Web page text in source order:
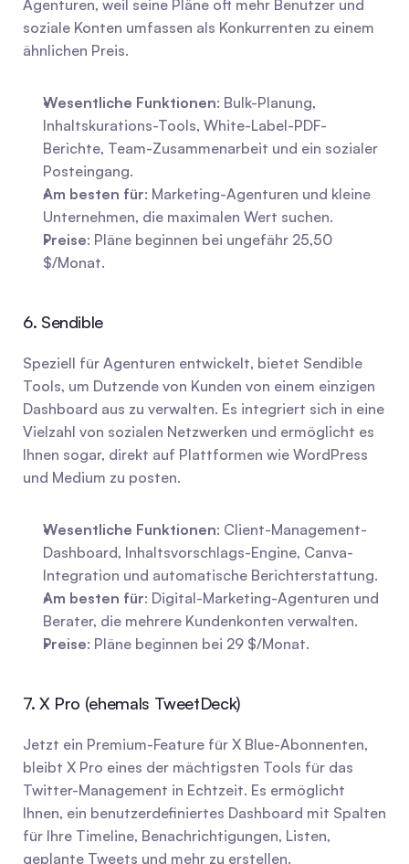
Agenturen, weil seine Pläne oft mehr Benutzer und
soziale Konten umfassen als Konkurrenten zu einem
ähnlichen Preis.
Wesentliche Funktionen: Bulk-Planung,
Inhaltskurations-Tools, White-Label-PDF-
Berichte, Team-Zusammenarbeit und ein sozialer
Posteingang.
Am besten für: Marketing-Agenturen und kleine
Unternehmen, die maximalen Wert suchen.
Preise: Pläne beginnen bei ungefähr 25,50
$/Monat.
6. Sendible
Speziell für Agenturen entwickelt, bietet Sendible
Tools, um Dutzende von Kunden von einem einzigen
Dashboard aus zu verwalten. Es integriert sich in eine
Vielzahl von sozialen Netzwerken und ermöglicht es
Ihnen sogar, direkt auf Plattformen wie WordPress
und Medium zu posten.
Wesentliche Funktionen: Client-Management-
Dashboard, Inhaltsvorschlags-Engine, Canva-
Integration und automatische Berichterstattung.
Am besten für: Digital-Marketing-Agenturen und
Berater, die mehrere Kundenkonten verwalten.
Preise: Pläne beginnen bei 29 $/Monat.
7. X Pro (ehemals TweetDeck)
Jetzt ein Premium-Feature für X Blue-Abonnenten,
bleibt X Pro eines der mächtigsten Tools für das
Twitter-Management in Echtzeit. Es ermöglicht
Ihnen, ein benutzerdefiniertes Dashboard mit Spalten
für Ihre Timeline, Benachrichtigungen, Listen,
geplante Tweets und mehr zu erstellen.